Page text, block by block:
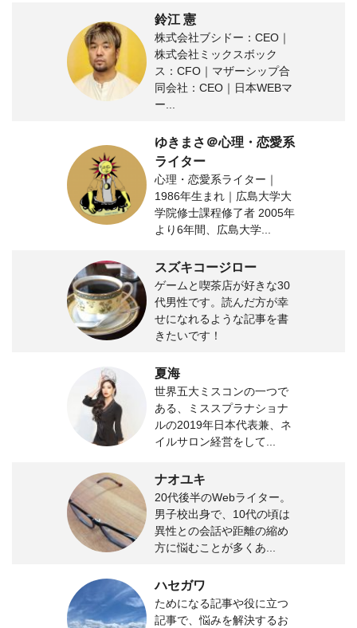
鈴江 憲
株式会社ブシドー：CEO｜
株式会社ミックスボック
ス：CFO｜マザーシップ合
同会社：CEO｜日本WEBマ
ー...
ゆきまさ＠心理・恋愛系
ライター
心理・恋愛系ライター｜
1986年生まれ｜広島大学大
学院修士課程修了者 2005年
より6年間、広島大学...
スズキコージロー
ゲームと喫茶店が好きな30
代男性です。読んだ方が幸
せになれるような記事を書
きたいです！
夏海
世界五大ミスコンの一つで
ある、ミススプラナショナ
ルの2019年日本代表兼、ネ
イルサロン経営をして...
ナオユキ
20代後半のWebライター。
男子校出身で、10代の頃は
異性との会話や距離の縮め
方に悩むことが多くあ...
ハセガワ
ためになる記事や役に立つ
記事で、悩みを解決するお